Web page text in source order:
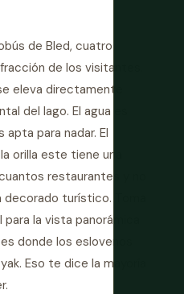
de Bled, cuatro
de los visitantes.
eleva directamente
del lago. El agua es
apta para nadar. El
orilla este tiene una
restaurantes y no
turístico. Toma
la vista panorámica
donde los eslovenos
Eso te dice la mayoría